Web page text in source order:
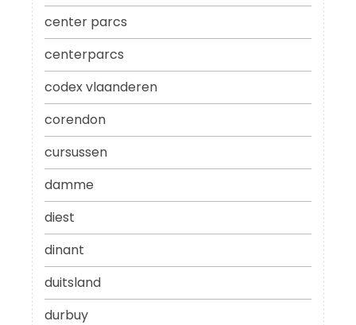
center parcs
centerparcs
codex vlaanderen
corendon
cursussen
damme
diest
dinant
duitsland
durbuy